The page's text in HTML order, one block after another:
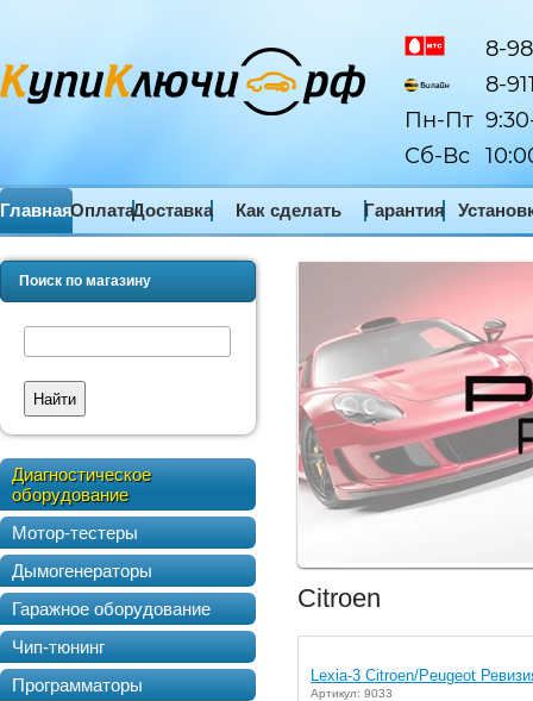
ГлавнаяОплатаДоставка Как сделать Гарантия
8-
8-
Пн-Пт
Сб-Вс
Поиск по магазину
Найти
Диагностическое
оборудование
Мотор-тестеры
Дымогенераторы
Гаражное оборудование
Чип-тюнинг
Программаторы
Citroen
Lexia-3 Citroen/Peugeot
Артикул: 9033